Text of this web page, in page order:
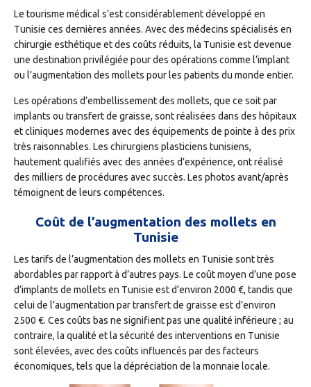
Le tourisme médical s’est considérablement développé en
Tunisie ces dernières années. Avec des médecins spécialisés en
chirurgie esthétique et des coûts réduits, la Tunisie est devenue
une destination privilégiée pour des opérations comme l’implant
ou l’augmentation des mollets pour les patients du monde entier.
Les opérations d’embellissement des mollets, que ce soit par
implants ou transfert de graisse, sont réalisées dans des hôpitaux
et cliniques modernes avec des équipements de pointe à des prix
très raisonnables. Les chirurgiens plasticiens tunisiens,
hautement qualifiés avec des années d’expérience, ont réalisé
des milliers de procédures avec succès. Les photos avant/après
témoignent de leurs compétences.
Coût de l’augmentation des mollets en
Tunisie
Les tarifs de l’augmentation des mollets en Tunisie sont très
abordables par rapport à d’autres pays. Le coût moyen d’une pose
d’implants de mollets en Tunisie est d’environ 2000 €, tandis que
celui de l’augmentation par transfert de graisse est d’environ
2500 €. Ces coûts bas ne signifient pas une qualité inférieure ; au
contraire, la qualité et la sécurité des interventions en Tunisie
sont élevées, avec des coûts influencés par des facteurs
économiques, tels que la dépréciation de la monnaie locale.